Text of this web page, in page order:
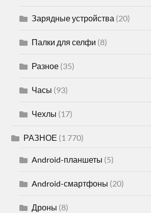
Зарядные устройства (20)
Палки для селфи (8)
Разное (35)
Часы (93)
Чехлы (17)
РАЗНОЕ (1 770)
Android-планшеты (5)
Android-смартфоны (20)
Дроны (8)